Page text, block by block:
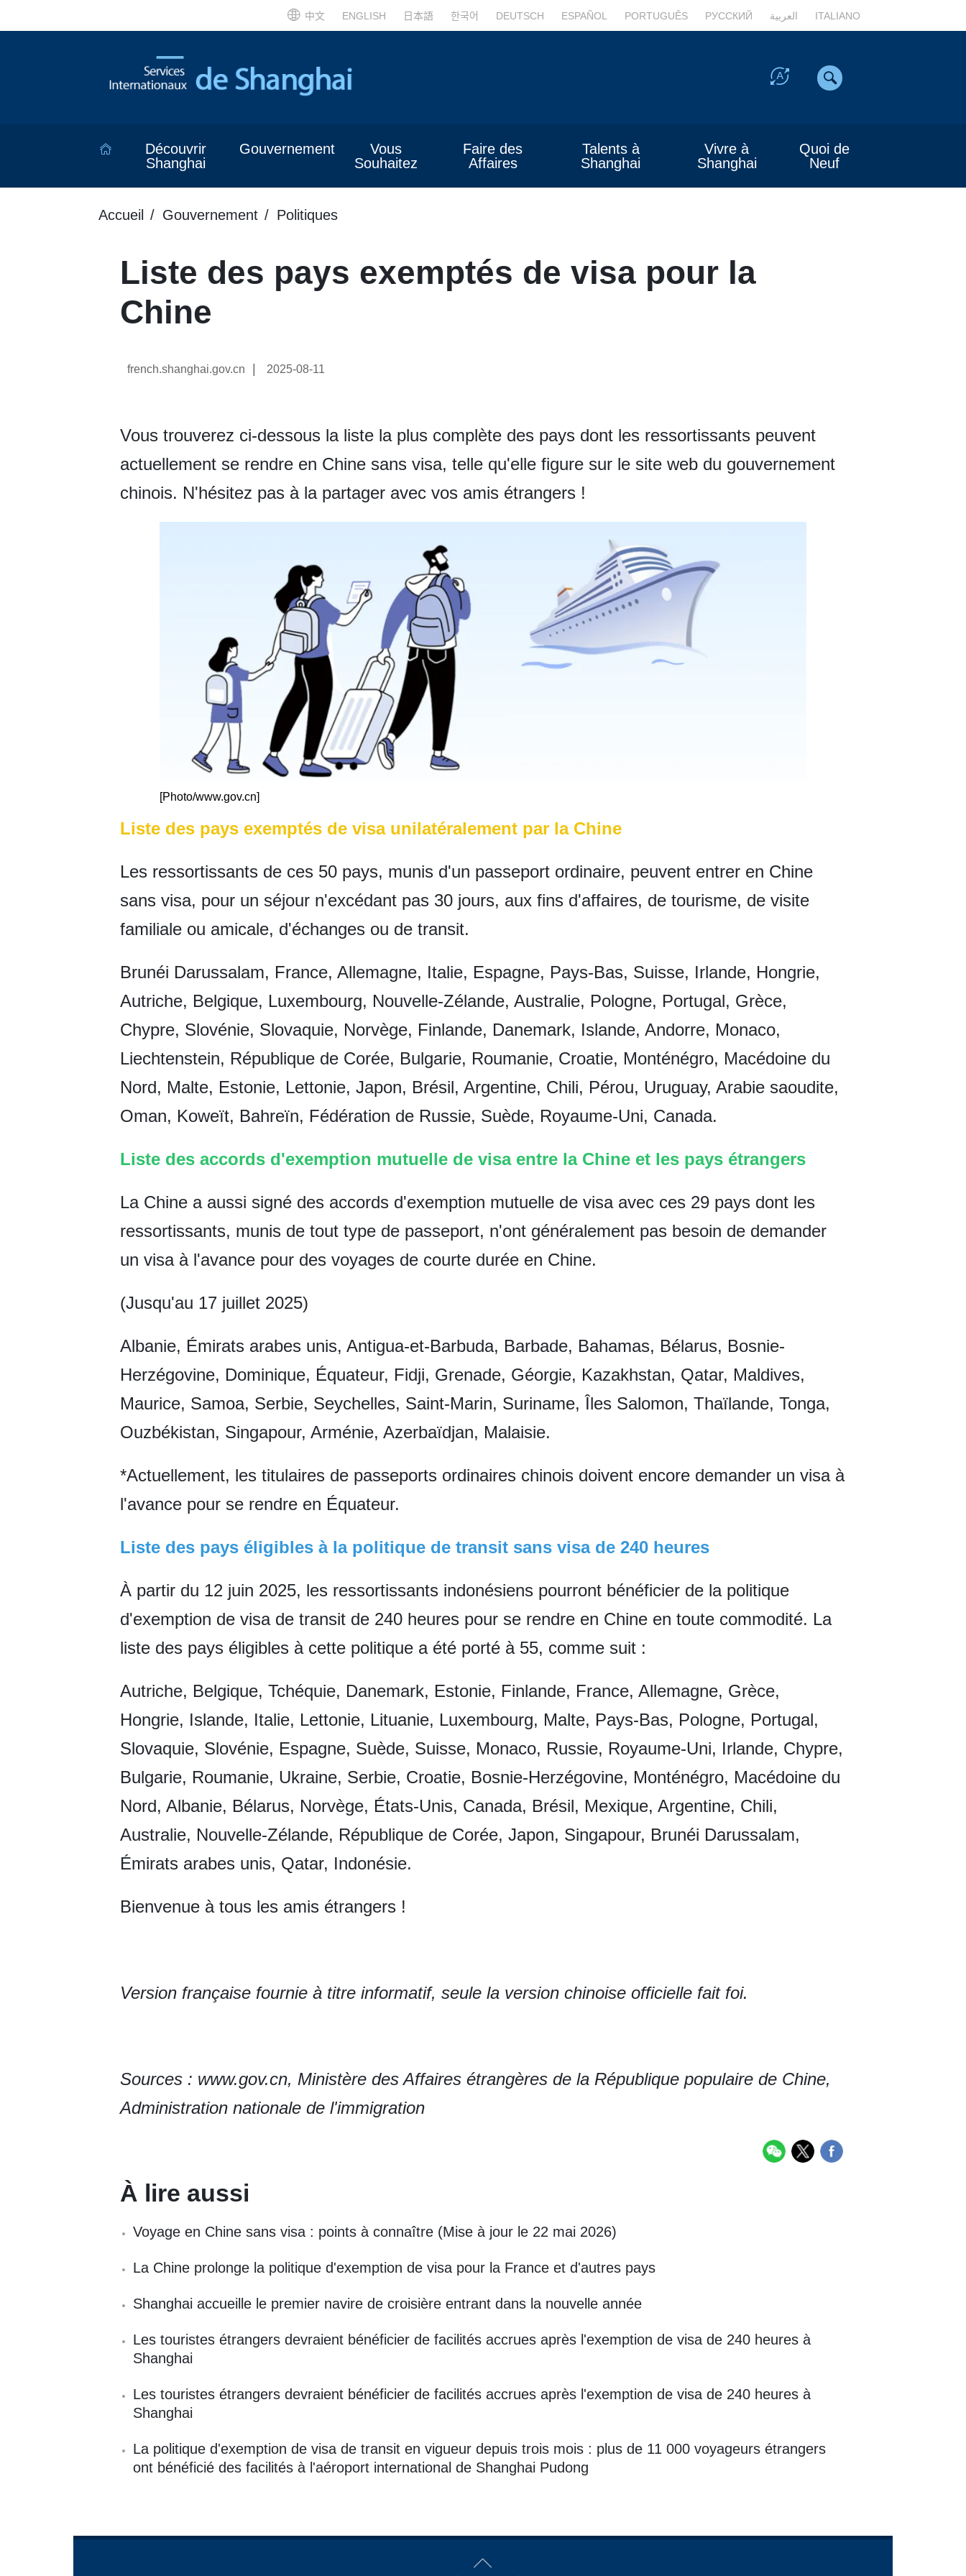
中文 ENGLISH 日本語 한국어 DEUTSCH ESPAÑOL PORTUGUÊS РУССКИЙ العربية ITALIANO
Découvrir
Shanghai
Gouvernement
Vous
Souhaitez
Faire des
Affaires
Talents à
Shanghai
Vivre à
Shanghai
Quoi de
Neuf
Accueil Gouvernement Politiques
Liste des pays exemptés de visa pour la
Chine
french.shanghai.gov.cn 2025-08-11
Vous trouverez ci-dessous la liste la plus complète des pays dont les ressortissants peuvent
actuellement se rendre en Chine sans visa, telle qu'elle figure sur le site web du gouvernement
chinois. N'hésitez pas à la partager avec vos amis étrangers !
[Photo/www.gov.cn]
Liste des pays exemptés de visa unilatéralement par la Chine
Les ressortissants de ces 50 pays, munis d'un passeport ordinaire, peuvent entrer en Chine
sans visa, pour un séjour n'excédant pas 30 jours, aux fins d'affaires, de tourisme, de visite
familiale ou amicale, d'échanges ou de transit.
Brunéi Darussalam, France, Allemagne, Italie, Espagne, Pays-Bas, Suisse, Irlande, Hongrie,
Autriche, Belgique, Luxembourg, Nouvelle-Zélande, Australie, Pologne, Portugal, Grèce,
Chypre, Slovénie, Slovaquie, Norvège, Finlande, Danemark, Islande, Andorre, Monaco,
Liechtenstein, République de Corée, Bulgarie, Roumanie, Croatie, Monténégro, Macédoine du
Nord, Malte, Estonie, Lettonie, Japon, Brésil, Argentine, Chili, Pérou, Uruguay, Arabie saoudite,
Oman, Koweït, Bahreïn, Fédération de Russie, Suède, Royaume-Uni, Canada.
Liste des accords d'exemption mutuelle de visa entre la Chine et les pays étrangers
La Chine a aussi signé des accords d'exemption mutuelle de visa avec ces 29 pays dont les
ressortissants, munis de tout type de passeport, n'ont généralement pas besoin de demander
un visa à l'avance pour des voyages de courte durée en Chine.
(Jusqu'au 17 juillet 2025)
Albanie, Émirats arabes unis, Antigua-et-Barbuda, Barbade, Bahamas, Bélarus, Bosnie-
Herzégovine, Dominique, Équateur, Fidji, Grenade, Géorgie, Kazakhstan, Qatar, Maldives,
Maurice, Samoa, Serbie, Seychelles, Saint-Marin, Suriname, Îles Salomon, Thaïlande, Tonga,
Ouzbékistan, Singapour, Arménie, Azerbaïdjan, Malaisie.
*Actuellement, les titulaires de passeports ordinaires chinois doivent encore demander un visa à
l'avance pour se rendre en Équateur.
Liste des pays éligibles à la politique de transit sans visa de 240 heures
À partir du 12 juin 2025, les ressortissants indonésiens pourront bénéficier de la politique
d'exemption de visa de transit de 240 heures pour se rendre en Chine en toute commodité. La
liste des pays éligibles à cette politique a été porté à 55, comme suit :
Autriche, Belgique, Tchéquie, Danemark, Estonie, Finlande, France, Allemagne, Grèce,
Hongrie, Islande, Italie, Lettonie, Lituanie, Luxembourg, Malte, Pays-Bas, Pologne, Portugal,
Slovaquie, Slovénie, Espagne, Suède, Suisse, Monaco, Russie, Royaume-Uni, Irlande, Chypre,
Bulgarie, Roumanie, Ukraine, Serbie, Croatie, Bosnie-Herzégovine, Monténégro, Macédoine du
Nord, Albanie, Bélarus, Norvège, États-Unis, Canada, Brésil, Mexique, Argentine, Chili,
Australie, Nouvelle-Zélande, République de Corée, Japon, Singapour, Brunéi Darussalam,
Émirats arabes unis, Qatar, Indonésie.
Bienvenue à tous les amis étrangers !
Version française fournie à titre informatif, seule la version chinoise officielle fait foi.
Sources : www.gov.cn, Ministère des Affaires étrangères de la République populaire de Chine,
Administration nationale de l'immigration
À lire aussi
Voyage en Chine sans visa : points à connaître (Mise à jour le 22 mai 2026)
La Chine prolonge la politique d'exemption de visa pour la France et d'autres pays
Shanghai accueille le premier navire de croisière entrant dans la nouvelle année
Les touristes étrangers devraient bénéficier de facilités accrues après l'exemption de visa de 240 heures à
Shanghai
Les touristes étrangers devraient bénéficier de facilités accrues après l'exemption de visa de 240 heures à
Shanghai
La politique d'exemption de visa de transit en vigueur depuis trois mois : plus de 11 000 voyageurs étrangers
ont bénéficié des facilités à l'aéroport international de Shanghai Pudong